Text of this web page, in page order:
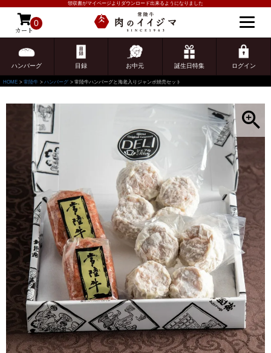
領収書がマイページよりダウンロード出来るようになりました
カート
0
ハンバーグ 目録 お中元 誕生日特集 ログイン
ゲスト 様こんにちは
ログイン
HOME 常陸牛 ハンバーグ 常陸牛ハンバーグと海老入りジャンボ焼売セット